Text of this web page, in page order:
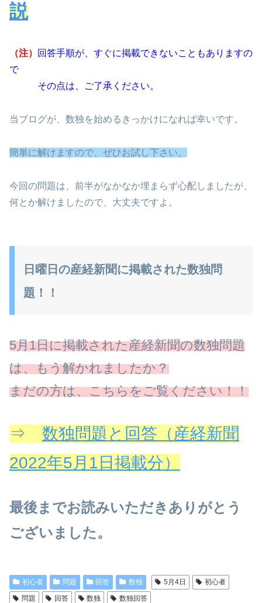
説
（注）
回答手順が、すぐに掲載できないこともありますの
で
その点は、ご了承ください。
当ブログが、数独を始めるきっかけになれば幸いです。
簡単に解けますので、ぜひお試し下さい。
今回の問題は、前半がなかなか埋まらず心配しましたが、
何とか解けましたので、大丈夫ですよ。
日曜日の産経新聞に掲載された数独問
題！！
5月1日に掲載された産経新聞の数独問題
は、もう解かれましたか？
まだの方は、こちらをご覧ください！！
⇒ 数独問題と回答（産経新聞
2022年5月1日掲載分）
最後までお読みいただきありがとう
ございました。
初心者 問題 回答 数独 5月4日
初心者
問題
回答 数独 数独回答